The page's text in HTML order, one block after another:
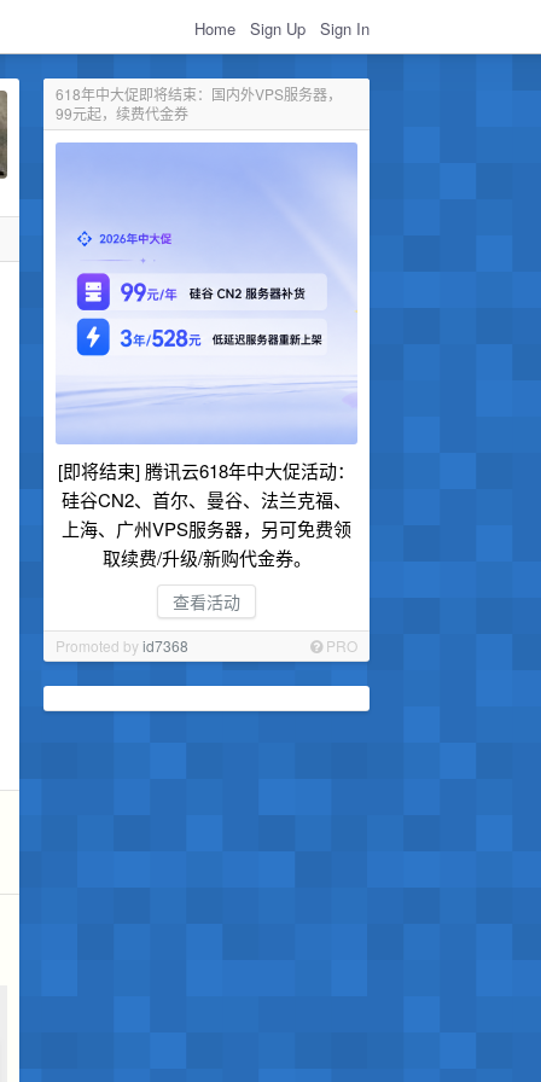
Home Sign Up Sign In
618年中大促即将结束：国内外VPS服务器，
99元起，续费代金券
[即将结束] 腾讯云618年中大促活动：
硅谷CN2、首尔、曼谷、法兰克福、
上海、广州VPS服务器，另可免费领
取续费/升级/新购代金券。
查看活动
Promoted byid7368 PRO